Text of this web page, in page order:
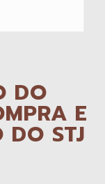
DO
E
STJ